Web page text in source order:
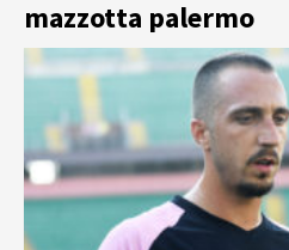
mazzotta palermo